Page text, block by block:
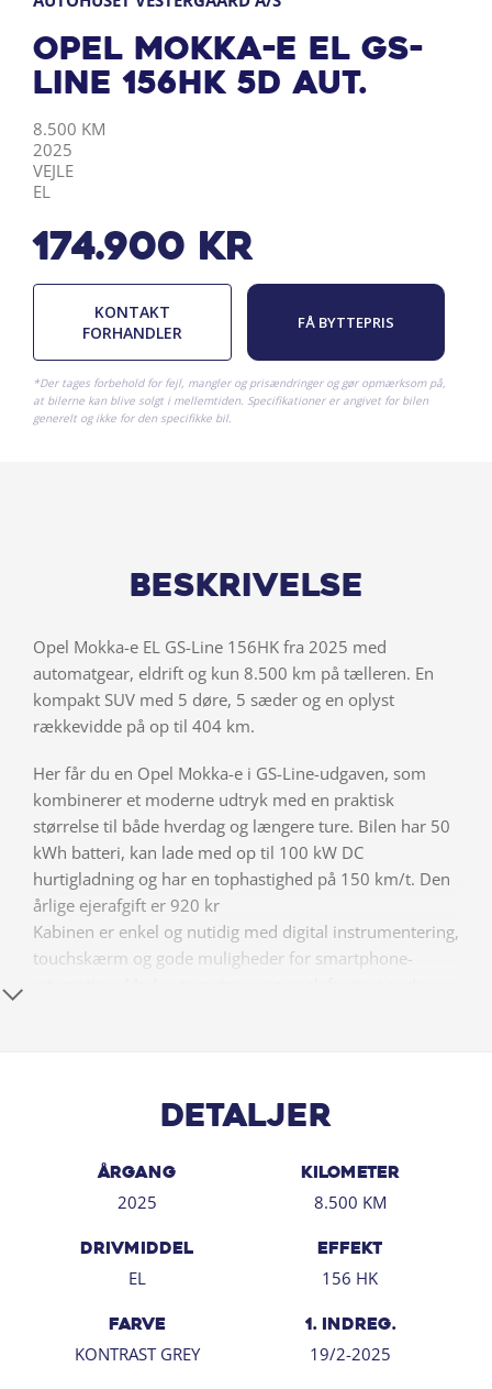
Opel Mokka-e EL GS-
Line 156HK 5d Aut.
KILOMETER
8.500 KM
ÅRGANG
2025
BY
VEJLE
DRIVMIDDEL
EL
174.900 kr
KONTAKT
FORHANDLER
FÅ BYTTEPRIS
*Der tages forbehold for fejl, mangler og prisændringer og gør opmærksom på,
at bilerne kan blive solgt i mellemtiden. Specifikationer er angivet for bilen
generelt og ikke for den specifikke bil.
Beskrivelse
Opel Mokka-e EL GS-Line 156HK fra 2025 med
automatgear, eldrift og kun 8.500 km på tælleren. En
kompakt SUV med 5 døre, 5 sæder og en oplyst
rækkevidde på op til 404 km.
Her får du en Opel Mokka-e i GS-Line-udgaven, som
kombinerer et moderne udtryk med en praktisk
størrelse til både hverdag og længere ture. Bilen har 50
kWh batteri, kan lade med op til 100 kW DC
hurtigladning og har en tophastighed på 150 km/t. Den
årlige ejerafgift er 920 kr
Kabinen er enkel og nutidig med digital instrumentering,
touchskærm og gode muligheder for smartphone-
- Parkeringssensor bag
- Digital instrumentering
- Touchskærm og stemmebetjening
- Automatisk lys og regnsensor
- Fuld LED forlygter, LED baglygter og LED kørelys
Detaljer
ÅRGANG
2025
KILOMETER
8.500 KM
DRIVMIDDEL
EL
EFFEKT
156 HK
FARVE
KONTRAST GREY
1. INDREG.
19/2-2025